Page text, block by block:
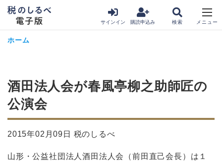
サインイン 購読申込み
ホーム
酒田法人会が春風亭柳之助師匠の
公演会
2015年02月09日 税のしるべ
山形・公益社団法人酒田法人会（前田直己会長）は１